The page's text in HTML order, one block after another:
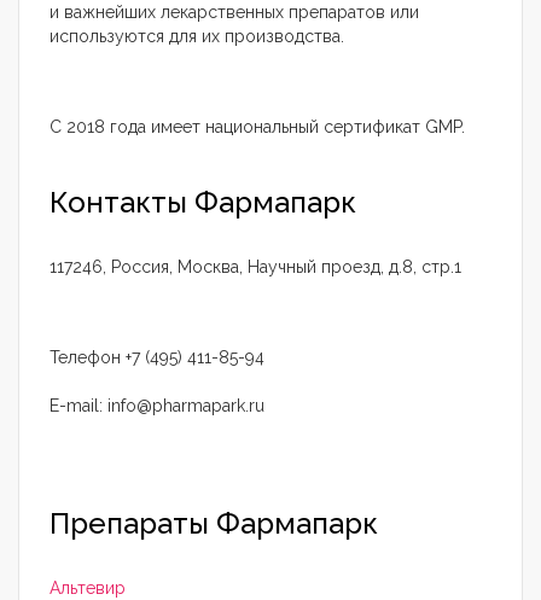
и важнейших лекарственных препаратов или
используются для их производства.
С 2018 года имеет национальный сертификат GMP.
Контакты Фармапарк
117246, Россия, Москва, Научный проезд, д.8, стр.1
Телефон +7 (495) 411-85-94
E-mail: info@pharmapark.ru
Препараты Фармапарк
Альтевир